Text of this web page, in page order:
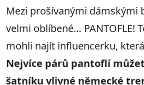
Mezi prošívanými dámskými
velmi oblíbené… PANTOFLE!
mohli najít influencerku,
Nejvíce párů pantoflí
šatníku vlivné německé